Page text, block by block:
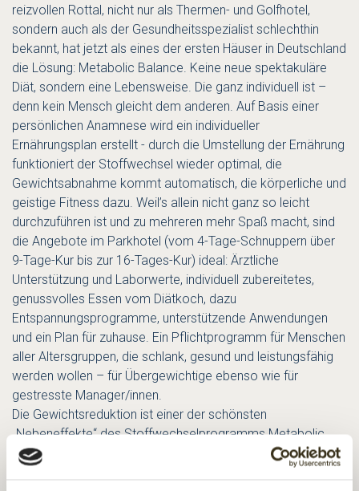
reizvollen Rottal, nicht nur als Thermen- und Golfhotel,
sondern auch als der Gesundheitsspezialist schlechthin
bekannt, hat jetzt als eines der ersten Häuser in Deutschland
die Lösung: Metabolic Balance. Keine neue spektakuläre
Diät, sondern eine Lebensweise. Die ganz individuell ist –
denn kein Mensch gleicht dem anderen. Auf Basis einer
persönlichen Anamnese wird ein individueller
Ernährungsplan erstellt - durch die Umstellung der Ernährung
funktioniert der Stoffwechsel wieder optimal, die
Gewichtsabnahme kommt automatisch, die körperliche und
geistige Fitness dazu. Weil’s allein nicht ganz so leicht
durchzuführen ist und zu mehreren mehr Spaß macht, sind
die Angebote im Parkhotel (vom 4-Tage-Schnuppern über
9-Tage-Kur bis zur 16-Tages-Kur) ideal: Ärztliche
Unterstützung und Laborwerte, individuell zubereitetes,
genussvolles Essen vom Diätkoch, dazu
Entspannungsprogramme, unterstützende Anwendungen
und ein Plan für zuhause. Ein Pflichtprogramm für Menschen
aller Altersgruppen, die schlank, gesund und leistungsfähig
werden wollen – für Übergewichtige ebenso wie für
gestresste Manager/innen.
Die Gewichtsreduktion ist einer der schönsten
„Nebeneffekte“ des Stoffwechselprogramms Metabolic
Balance. Die Wiederherstellung des natürlichen